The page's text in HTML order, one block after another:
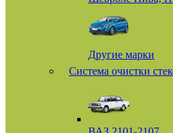
Другие марки
Система очистки